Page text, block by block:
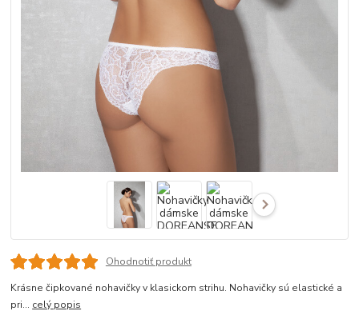
Ohodnotiť produkt
Krásne čipkované nohavičky v klasickom strihu. Nohavičky sú elastické a
pri... celý popis